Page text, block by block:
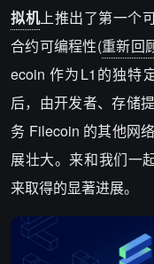
拟机上推出了第一个
合约可编程性(重新回
ecoin 作为L1的独特
后，由开发者、存储
务 Filecoin 的其他网
展壮大。来和我们一
来取得的显著进展。